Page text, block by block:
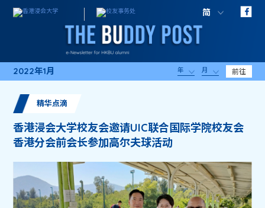
简
2022年1月 年 月 前往
精华点滴
香港浸会大学校友会邀请UIC联合国际学院校友会
香港分会前会长参加高尔夫球活动